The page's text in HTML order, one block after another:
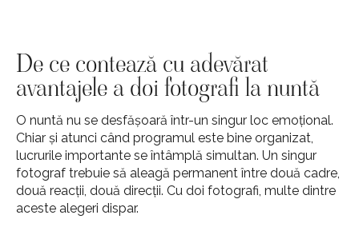
De ce contează cu adevărat
avantajele a doi fotografi la nuntă
O nuntă nu se desfășoară într-un singur loc emoțional.
Chiar și atunci când programul este bine organizat,
lucrurile importante se întâmplă simultan. Un singur
fotograf trebuie să aleagă permanent între două cadre,
două reacții, două direcții. Cu doi fotografi, multe dintre
aceste alegeri dispar.